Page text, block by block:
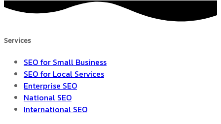
Services
SEO for Small Business
SEO for Local Services
Enterprise SEO
National SEO
International SEO